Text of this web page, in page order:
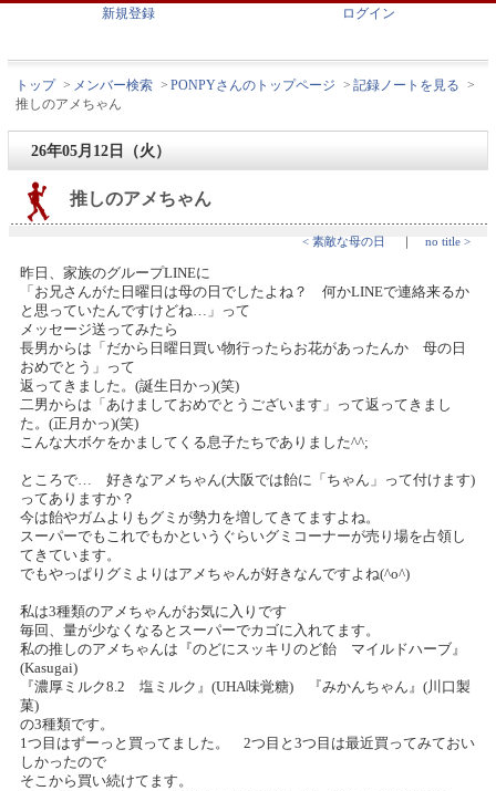
新規登録 ログイン
トップ > メンバー検索 > PONPYさんのトップページ > 記録ノートを見る >
推しのアメちゃん
26年05月12日（火）
推しのアメちゃん
< 素敵な母の日 ｜ no title >
昨日、家族のグループLINEに
「お兄さんがた日曜日は母の日でしたよね？ 何かLINEで連絡来るか
と思っていたんですけどね…」って
メッセージ送ってみたら
長男からは「だから日曜日買い物行ったらお花があったんか 母の日
おめでとう」って
返ってきました。(誕生日かっ)(笑)
二男からは「あけましておめでとうございます」って返ってきまし
た。(正月かっ)(笑)
こんな大ボケをかましてくる息子たちでありました^^;
ところで… 好きなアメちゃん(大阪では飴に「ちゃん」って付けます)
ってありますか？
今は飴やガムよりもグミが勢力を増してきてますよね。
スーパーでもこれでもかというぐらいグミコーナーが売り場を占領し
てきています。
でもやっぱりグミよりはアメちゃんが好きなんですよね(^o^)
私は3種類のアメちゃんがお気に入りです
毎回、量が少なくなるとスーパーでカゴに入れてます。
私の推しのアメちゃんは『のどにスッキリのど飴 マイルドハーブ』
(Kasugai)
『濃厚ミルク8.2 塩ミルク』(UHA味覚糖) 『みかんちゃん』(川口製
菓)
の3種類です。
1つ目はずーっと買ってました。 2つ目と3つ目は最近買ってみておい
しかったので
そこから買い続けてます。